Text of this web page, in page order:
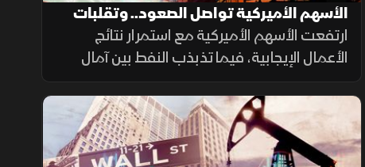
الأسهم الأميركية تواصل الصعود.. وتقلبات
في أسعار النفط
ارتفعت الأسهم الأميركية مع استمرار نتائج
الأعمال الإيجابية، فيما تذبذب النفط بين آمال
التفاهم بين أميركا وإيران وتصاعد التوتر في البحر
الأحمر، بينما سجل الذهب مكاسب جديدة.